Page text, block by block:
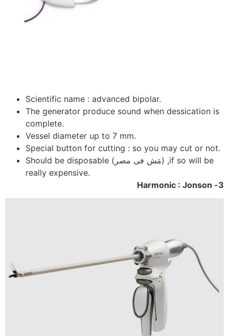
Scientific name : advanced bipolar.
The generator produce sound when dessication is
complete.
Vessel diameter up to 7 mm.
Special button for cutting : so you may cut or not.
Should be disposable (مَش فى مصر) ,if so will be
really expensive.
3- Harmonic : Jonson